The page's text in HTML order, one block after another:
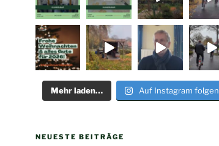
Mehr laden… Auf Instagram folgen
NEUESTE BEITRÄGE